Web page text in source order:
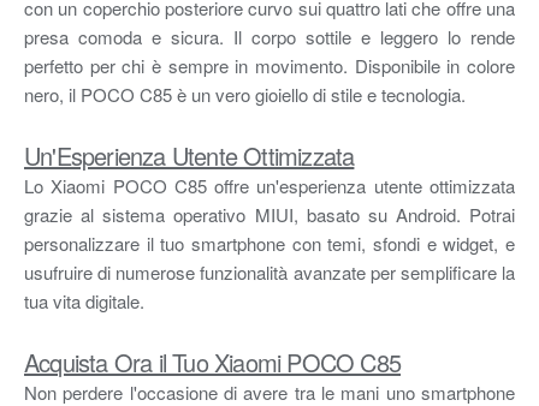
con un coperchio posteriore curvo sui quattro lati che offre una
presa comoda e sicura. Il corpo sottile e leggero lo rende
perfetto per chi è sempre in movimento. Disponibile in colore
nero, il POCO C85 è un vero gioiello di stile e tecnologia.
Un'Esperienza Utente Ottimizzata
Lo Xiaomi POCO C85 offre un'esperienza utente ottimizzata
grazie al sistema operativo MIUI, basato su Android. Potrai
personalizzare il tuo smartphone con temi, sfondi e widget, e
usufruire di numerose funzionalità avanzate per semplificare la
tua vita digitale.
Acquista Ora il Tuo Xiaomi POCO C85
Non perdere l'occasione di avere tra le mani uno smartphone